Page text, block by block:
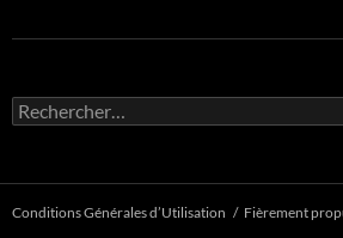
Rechercher :
Conditions Générales d’Utilisation Fièrement